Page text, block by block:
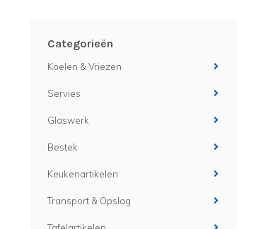
Categorieën
Koelen & Vriezen
Servies
Glaswerk
Bestek
Keukenartikelen
Transport & Opslag